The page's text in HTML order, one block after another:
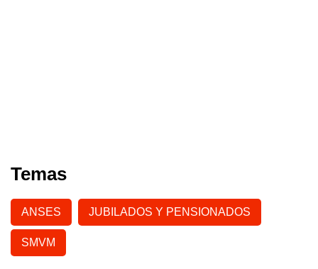
Temas
ANSES JUBILADOS Y PENSIONADOS
SMVM